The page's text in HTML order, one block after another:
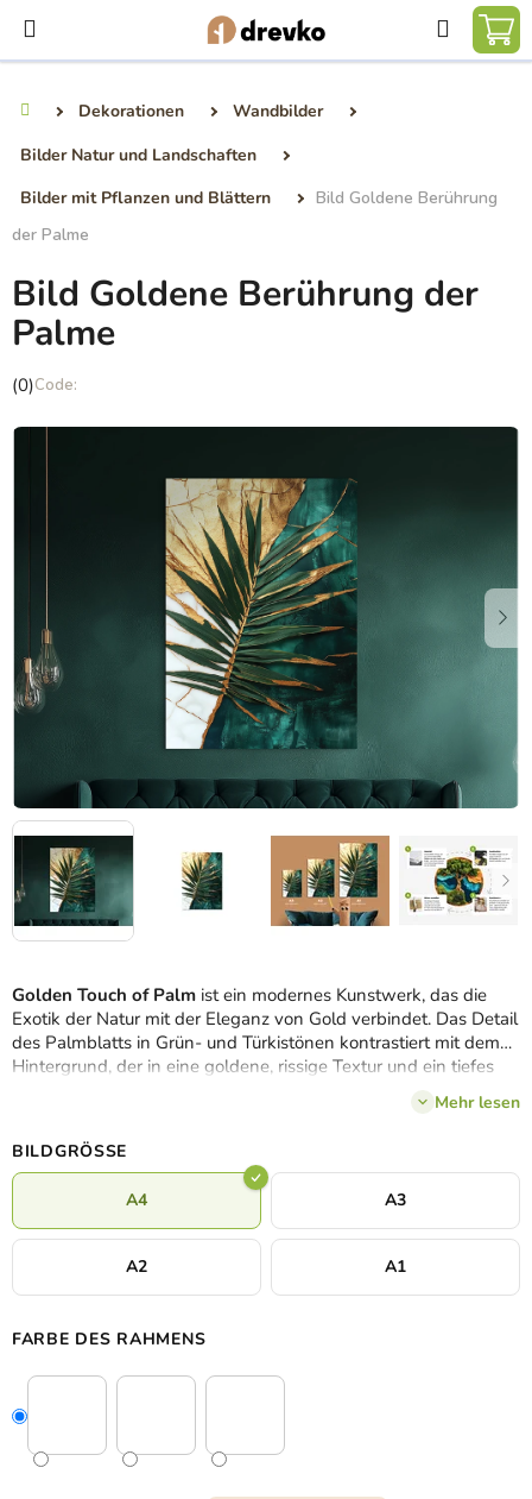
Inhalt
springen
Suchen
Dekorationen
Wandbilder
Bilder Natur und Landschaften
Bilder mit Pflanzen und Blättern
Bild Goldene Berührung
der Palme
Golden Touch of Palm ist ein modernes Kunstwerk, das die
Exotik der Natur mit der Eleganz von Gold verbindet. Das Detail
des Palmblatts in Grün- und Türkistönen kontrastiert mit dem
Hintergrund, der in eine goldene, rissige Textur und ein tiefes
Marmorgrün unterteilt ist. Geeignet für stilvolle Innenräume, in
denen sein raffinierter und zugleich ruhiger Charakter zur
Geltung kommt.
Mehr lesen
BILDGRÖSSE
A4 A3
A2 A1
FARBE DES RAHMENS
Bild Goldene Berührung der
Palme
Die
Produktbewertung
(0)